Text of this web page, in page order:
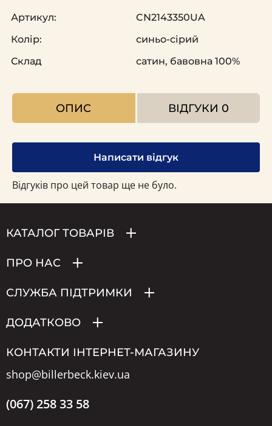
Артикул:
CN2143350UA
Колір:
синьо-сірий
Склад
сатин, бавовна 100%
ОПИС ВІДГУКИ 0
Написати відгук
Відгуків про цей товар ще не було.
КАТАЛОГ ТОВАРІВ
ПРО НАС
СЛУЖБА ПІДТРИМКИ
ДОДАТКОВО
КОНТАКТИ ІНТЕРНЕТ-МАГАЗИНУ
shop@billerbeck.kiev.ua
(067) 258 33 58